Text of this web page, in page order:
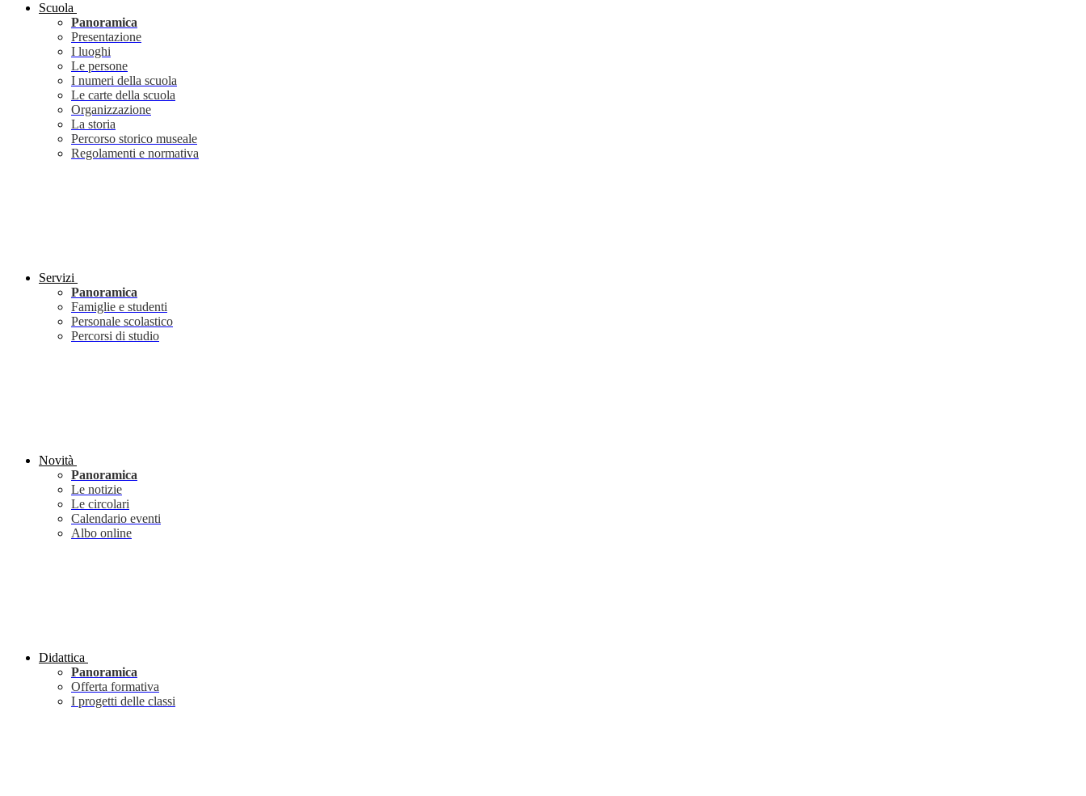
Scuola
Panoramica
Presentazione
I luoghi
Le persone
I numeri della scuola
Le carte della scuola
Organizzazione
La storia
Percorso storico museale
Regolamenti e normativa
Servizi
Panoramica
Famiglie e studenti
Personale scolastico
Percorsi di studio
Novità
Panoramica
Le notizie
Le circolari
Calendario eventi
Albo online
Didattica
Panoramica
Offerta formativa
I progetti delle classi